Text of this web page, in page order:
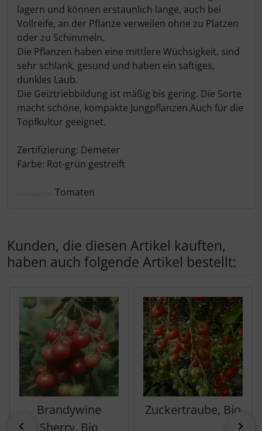
lagern und können erstaunlich lange, auch bei
Vollreife, an der Pflanze verweilen ohne zu Platzen
oder zu Schimmeln.
Die Pflanzen haben eine mittlere Wüchsigkeit, sind
sehr schlank, gesund und haben ein saftiges,
dunkles Laub.
Die Geiztriebbildung ist mäßig bis gering. Die Sorte
macht schöne, kompakte Jungpflanzen.Auch für die
Topfkultur geeignet.
Zertifizierung: Demeter
Farbe: Rot-grün gestreift
Tomaten
Kunden, die diesen Artikel kauften,
haben auch folgende Artikel bestellt:
zurück
Brandywine
Sherry, Bio
Zuckertraube, Bio